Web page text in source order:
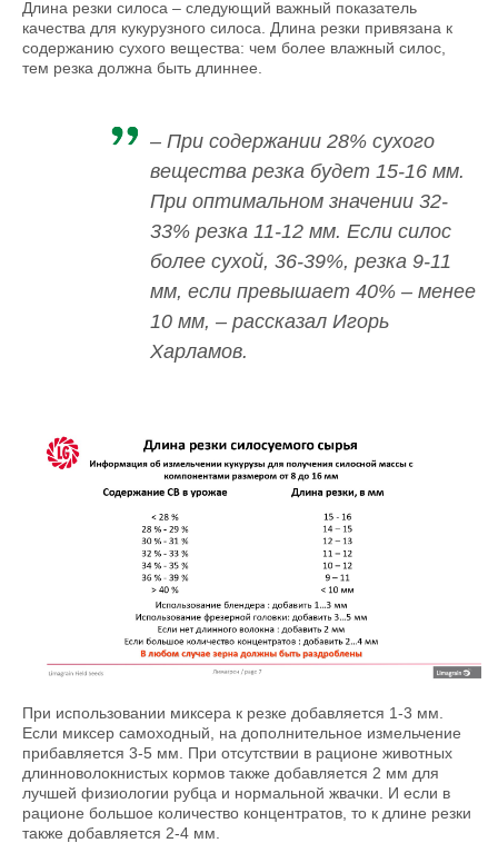
Длина резки силоса – следующий важный показатель
качества для кукурузного силоса. Длина резки привязана к
содержанию сухого вещества: чем более влажный силос,
тем резка должна быть длиннее.
– При содержании 28% сухого
вещества резка будет 15-16 мм.
При оптимальном значении 32-
33% резка 11-12 мм. Если силос
более сухой, 36-39%, резка 9-11
мм, если превышает 40% – менее
10 мм, – рассказал Игорь
Харламов.
При использовании миксера к резке добавляется 1-3 мм.
Если миксер самоходный, на дополнительное измельчение
прибавляется 3-5 мм. При отсутствии в рационе животных
длинноволокнистых кормов также добавляется 2 мм для
лучшей физиологии рубца и нормальной жвачки. И если в
рационе большое количество концентратов, то к длине резки
также добавляется 2-4 мм.